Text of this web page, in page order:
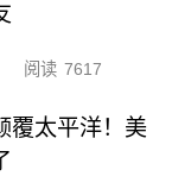
阅读 7617
覆太平洋！美